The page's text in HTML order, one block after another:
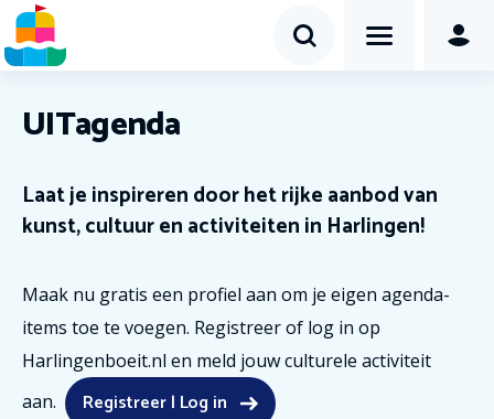
UITagenda
Laat je inspireren door het rijke aanbod van
kunst, cultuur en activiteiten in Harlingen!
Maak nu gratis een profiel aan om je eigen agenda-
items toe te voegen. Registreer of log in op
Harlingenboeit.nl en meld jouw culturele activiteit
aan.
Registreer | Log in